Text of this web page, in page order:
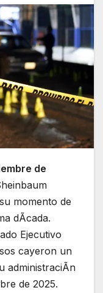
de
momento de
dÃcada.
Ejecutivo
cayeron un
administraciÃn
de 2025.